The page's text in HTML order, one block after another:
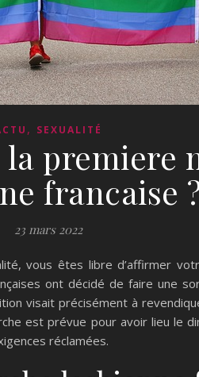
, SEXUALITÉ
la premiere
francaise
23 mars 2022
vous êtes libre d’affirmer
ont décidé de faire une
visait précisément à
est prévue pour avoir lieu le
réclamées.